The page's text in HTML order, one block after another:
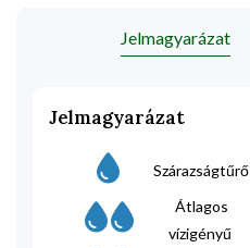
Jelmagyarázat
Jelmagyarázat
Szárazságtűrő
Átlagos
vízigényű